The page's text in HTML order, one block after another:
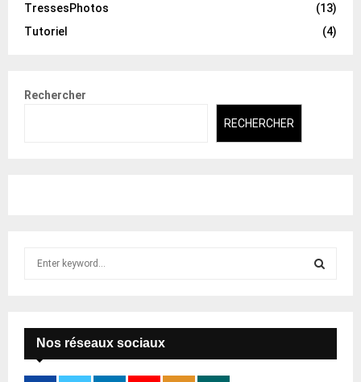
TressesPhotos
(13)
Tutoriel
(4)
Rechercher
RECHERCHER
f
o
E
A
Nos réseaux sociaux